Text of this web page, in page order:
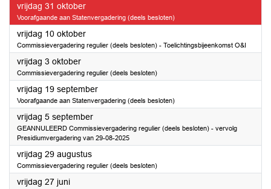
vrijdag 31 oktober2025
Voorafgaande aan Statenvergadering (deels besloten)
vrijdag 10 oktober2025
Commissievergadering regulier (deels besloten) - Toelichtingsbijeenkomst O&I
vrijdag 3 oktober2025
Commissievergadering regulier (deels besloten)
vrijdag 19 september2025
Voorafgaande aan Statenvergadering (deels besloten)
vrijdag 5 september2025
GEANNULEERD Commissievergadering regulier (deels besloten) - vervolg
Presidiumvergadering van 29-08-2025
vrijdag 29 augustus2025
Commissievergadering regulier (deels besloten)
vrijdag 27 juni2025